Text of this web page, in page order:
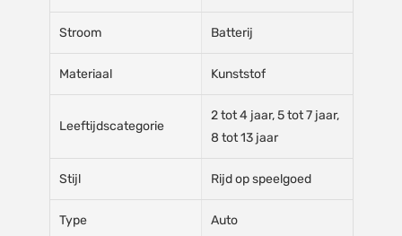
Stroom Batterij
Materiaal Kunststof
Leeftijdscategorie
2 tot 4 jaar, 5 tot 7 jaar,
8 tot 13 jaar
Stijl Rijd op speelgoed
Type Auto